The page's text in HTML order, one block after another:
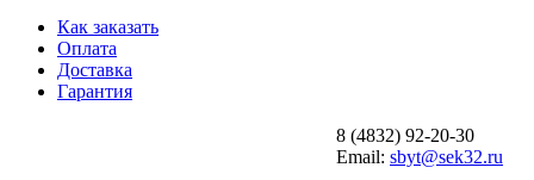
Как заказать
Оплата
Доставка
Гарантия
8 (4832) 92-20-30
Email: sbyt@sek32.ru